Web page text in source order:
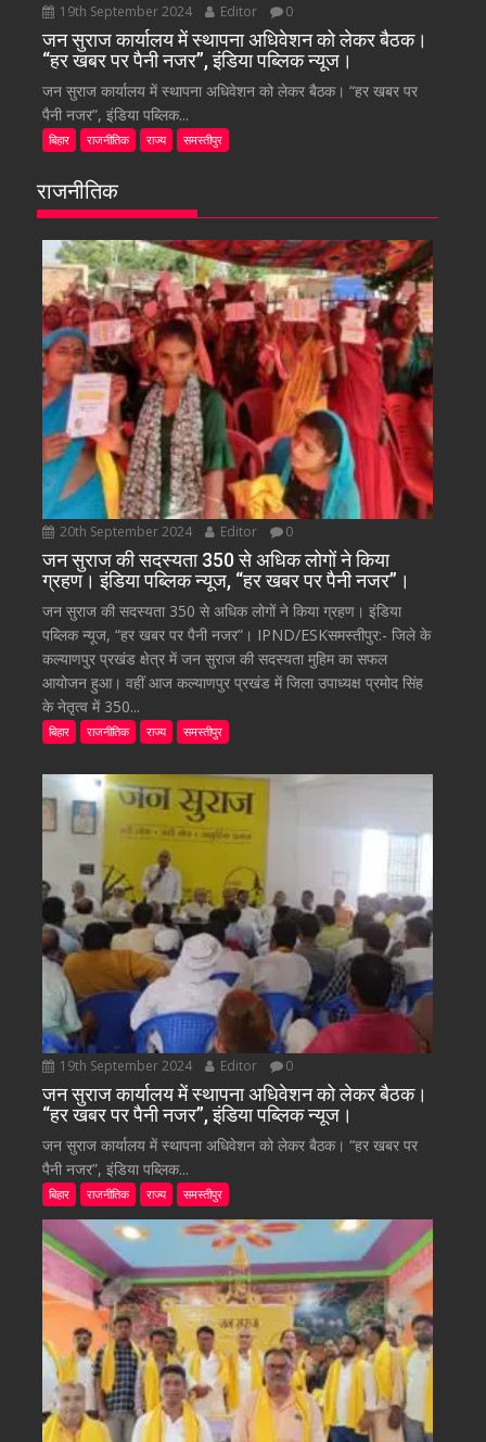
19th September 2024 Editor 0
जन सुराज कार्यालय में स्थापना अधिवेशन को लेकर बैठक।
“हर खबर पर पैनी नजर”, इंडिया पब्लिक न्यूज।
जन सुराज कार्यालय में स्थापना अधिवेशन को लेकर बैठक। “हर खबर पर
पैनी नजर”, इंडिया पब्लिक...
बिहार राजनीतिक राज्य समस्तीपुर
राजनीतिक
20th September 2024 Editor 0
जन सुराज की सदस्यता 350 से अधिक लोगों ने किया
ग्रहण। इंडिया पब्लिक न्यूज, “हर खबर पर पैनी नजर”।
जन सुराज की सदस्यता 350 से अधिक लोगों ने किया ग्रहण। इंडिया
पब्लिक न्यूज, “हर खबर पर पैनी नजर”। IPND/ESKसमस्तीपुर:- जिले के
कल्याणपुर प्रखंड क्षेत्र में जन सुराज की सदस्यता मुहिम का सफल
आयोजन हुआ। वहीं आज कल्याणपुर प्रखंड में जिला उपाध्यक्ष प्रमोद सिंह
के नेतृत्व में 350...
बिहार राजनीतिक राज्य समस्तीपुर
19th September 2024 Editor 0
जन सुराज कार्यालय में स्थापना अधिवेशन को लेकर बैठक।
“हर खबर पर पैनी नजर”, इंडिया पब्लिक न्यूज।
जन सुराज कार्यालय में स्थापना अधिवेशन को लेकर बैठक। “हर खबर पर
पैनी नजर”, इंडिया पब्लिक...
बिहार राजनीतिक राज्य समस्तीपुर